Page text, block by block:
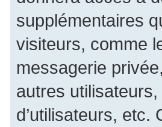
supplémentaires
visiteurs, comme
messagerie
autres utilisateurs,
d’utilisateurs, etc.